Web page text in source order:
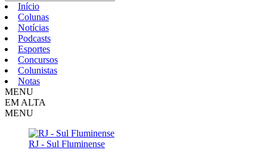
Início
Colunas
Notícias
Podcasts
Esportes
Concursos
Colunistas
Notas
MENU
EM ALTA
MENU
RJ - Sul Fluminense